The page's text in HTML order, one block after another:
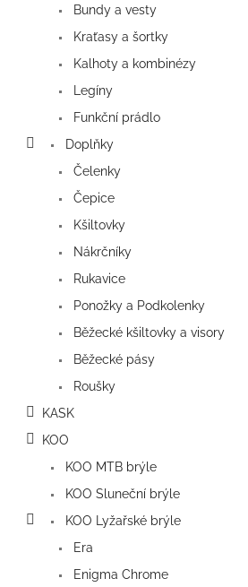
Bundy a vesty
Kraťasy a šortky
Kalhoty a kombinézy
Legíny
Funkční prádlo
Doplňky
Čelenky
Čepice
Kšiltovky
Nákrčníky
Rukavice
Ponožky a Podkolenky
Běžecké kšiltovky a visory
Běžecké pásy
Roušky
KASK
KOO
KOO MTB brýle
KOO Sluneční brýle
KOO Lyžařské brýle
Era
Enigma Chrome